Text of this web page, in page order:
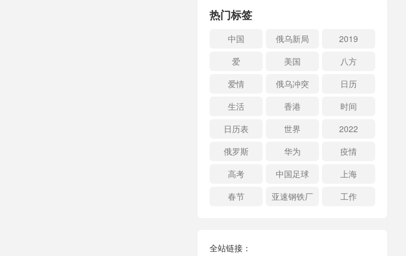
热门标签
中国 俄乌新局
2019
爱
美国
八方
爱情
俄乌冲突
日历
生活
香港
时间
日历表
世界
2022
俄罗斯
华为
疫情
高考
中国足球
上海
春节
亚速钢铁厂 工作
全站链接：